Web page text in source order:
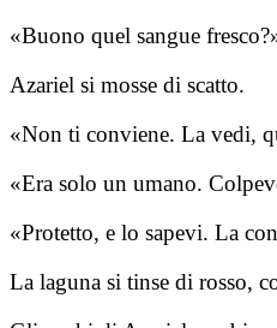
«Buono quel sangue
Azariel si mosse di scatto.
«Non ti conviene. La vedi,
«Era solo un umano.
«Protetto, e lo sapevi. La
La laguna si tinse di rosso,